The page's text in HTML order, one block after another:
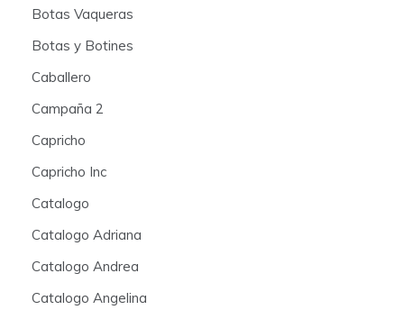
Botas Vaqueras
Botas y Botines
Caballero
Campaña 2
Capricho
Capricho Inc
Catalogo
Catalogo Adriana
Catalogo Andrea
Catalogo Angelina